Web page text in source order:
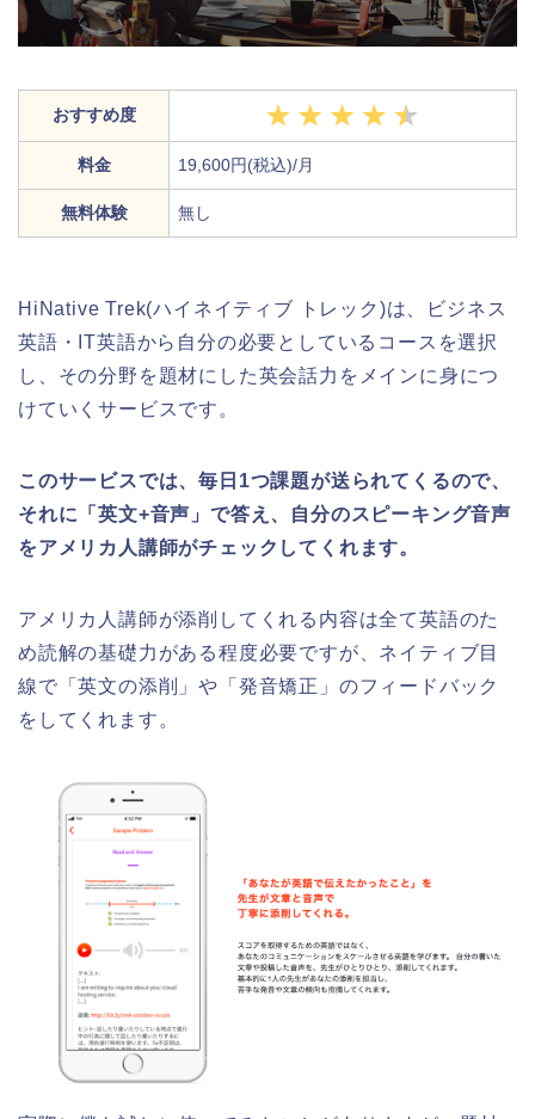
おすすめ度
料金 19,600円(税込)/月
無料体験 無し
HiNative Trek(ハイネイティブ トレック)は、ビジネス
英語・IT英語から自分の必要としているコースを選択
し、その分野を題材にした英会話力をメインに身につ
けていくサービスです。
このサービスでは、毎日1つ課題が送られてくるので、
それに「英文+音声」で答え、自分のスピーキング音声
をアメリカ人講師がチェックしてくれます。
アメリカ人講師が添削してくれる内容は全て英語のた
め読解の基礎力がある程度必要ですが、ネイティブ目
線で「英文の添削」や「発音矯正」のフィードバック
をしてくれます。